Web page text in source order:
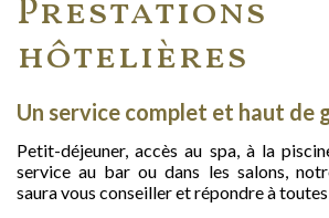
Prestations
hôtelières
Un service complet et haut de
Petit-déjeuner, accès au spa, à la
service au bar ou dans les salons,
saura vous conseiller et répondre à